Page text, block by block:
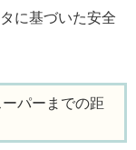
に基づいた安全
パーまでの距